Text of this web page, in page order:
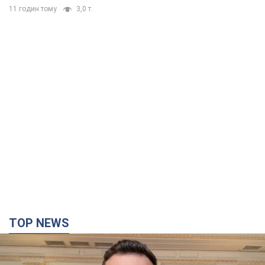
11 годин тому 3,0 т.
TOP NEWS